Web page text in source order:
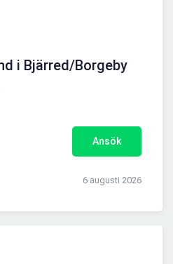
i Bjärred/Borgeby
Ansök
6 augusti 2026